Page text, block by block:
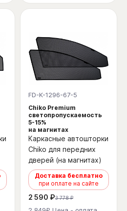
FD-K-1296-67-5
Chiko Premium
светопропускаемость
5-15%
на магнитах
Каркасные автошторки
Chiko для передних
дверей (на магнитах)
Доставка бесплатно
при оплате на сайте
2 590 ₽3 778 ₽